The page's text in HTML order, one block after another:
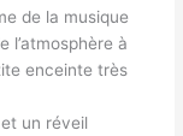
de la musique
l’atmosphère à
enceinte très
un réveil